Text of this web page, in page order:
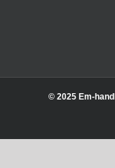
© 2025 Em-